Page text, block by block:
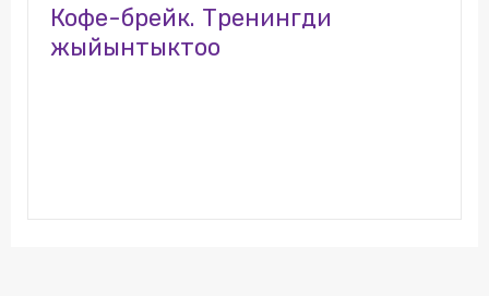
Кофе-брейк. Тренингди
жыйынтыктоо